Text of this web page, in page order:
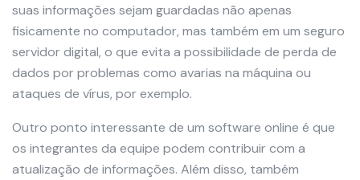
suas informações sejam guardadas não apenas
fisicamente no computador, mas também em um seguro
servidor digital, o que evita a possibilidade de perda de
dados por problemas como avarias na máquina ou
ataques de vírus, por exemplo.
Outro ponto interessante de um software online é que
os integrantes da equipe podem contribuir com a
atualização de informações. Além disso, também